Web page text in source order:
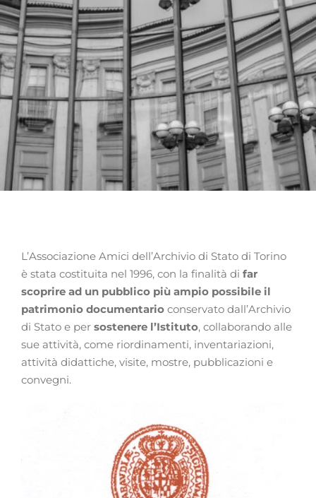
L’Associazione Amici dell’Archivio di Stato di Torino
è stata costituita nel 1996, con la finalità di far
scoprire ad un pubblico più ampio possibile il
patrimonio documentario conservato dall’Archivio
di Stato e per sostenere l’Istituto, collaborando alle
sue attività, come riordinamenti, inventariazioni,
attività didattiche, visite, mostre, pubblicazioni e
convegni.